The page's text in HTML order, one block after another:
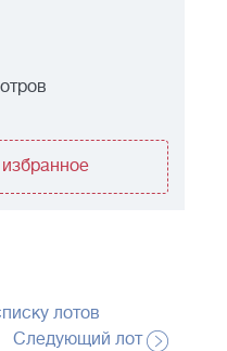
лотов
Следующий лот